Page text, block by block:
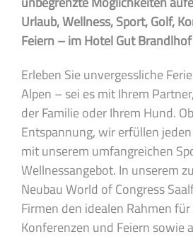
Urlaub, Wellness, Sport, Golf,
Feiern – im Hotel Gut
Erleben Sie unvergessliche
Alpen – sei es mit Ihrem
der Familie oder Ihrem Hund.
Entspannung, wir erfüllen
mit unserem umfangreichen
Wellnessangebot. In unserem
Neubau World of Congress
Firmen den idealen Rahmen
Konferenzen und Feiern sowie